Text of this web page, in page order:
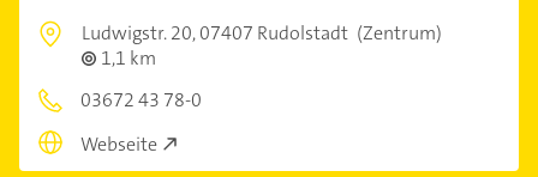
Ludwigstr. 20,07407 Rudolstadt (Zentrum)
1,1 km
03672 43 78-0
Webseite